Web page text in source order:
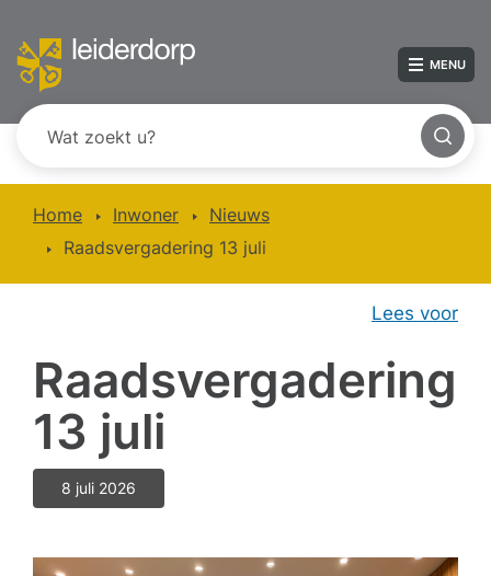
MENU
Home Inwoner
Nieuws
Raadsvergadering 13 juli
Lees voor
Raadsvergadering
13 juli
8 juli 2026